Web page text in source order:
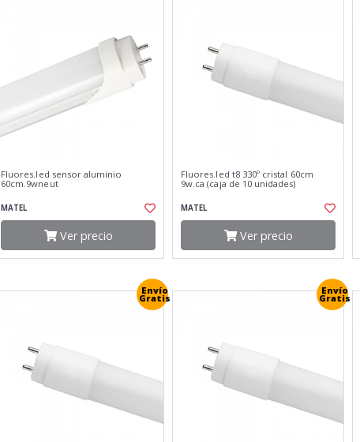
Fluores.led sensor aluminio
60cm.9wneut
MATEL
Ver precio
Fluores.led t8 330º cristal 60cm
9w.ca (caja de 10 unidades)
MATEL
Ver precio
Envío
Gratis
Envío
Gratis